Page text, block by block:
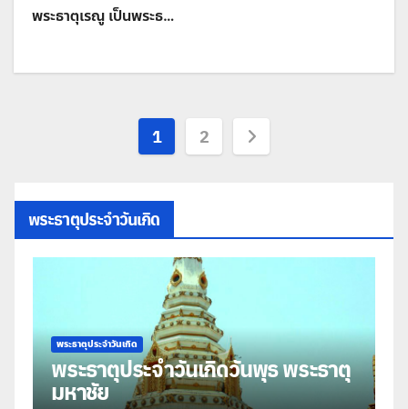
พระธาตุเรณู เป็นพระธ…
Posts
1 2
พระธาตุประจำวันเกิด
พระธาตุประจำวันเกิด
พระธาตุประจำวันเกิดวันพุธ พระธาตุ
มหาชัย